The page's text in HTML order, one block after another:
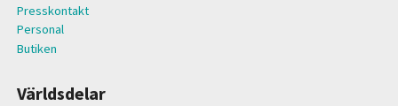
Presskontakt
Personal
Butiken
Världsdelar